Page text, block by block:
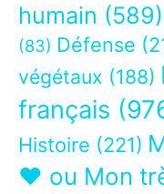
humain (589)
(83) Défense
végétaux (188)
français
Histoire (221)
❤ ou Mon